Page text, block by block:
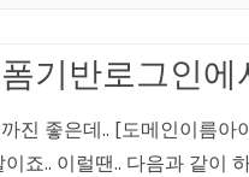
기반로그인
진 좋은데.. [도메인이름
죠.. 이럴땐.. 다음과 같